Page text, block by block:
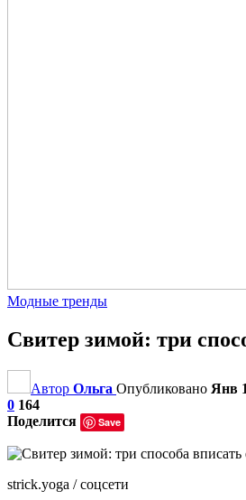
Модные тренды
Свитер зимой: три
Автор Ольга Опубликовано Янв
0 164
Поделится
Save
strick.yoga / соцсети